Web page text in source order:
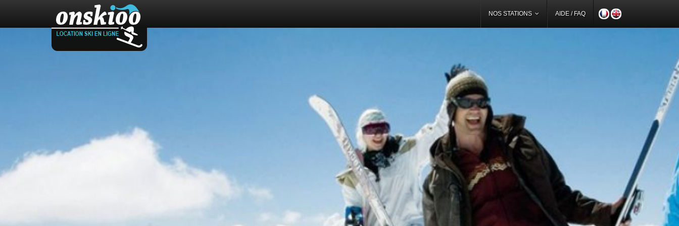
NOS STATIONS AIDE / FAQ